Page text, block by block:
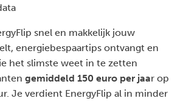
snel en makkelijk jouw
energiebespaartips ontvangt en
het slimste weet in te zetten
gemiddeld 150 euro per jaar op
Je verdient EnergyFlip al in minder